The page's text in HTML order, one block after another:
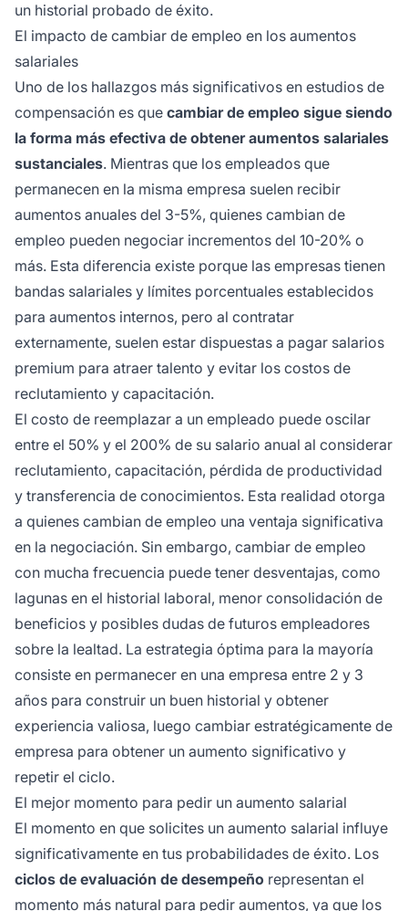
un historial probado de éxito.
El impacto de cambiar de empleo en los aumentos
salariales
Uno de los hallazgos más significativos en estudios de
compensación es que cambiar de empleo sigue siendo
la forma más efectiva de obtener aumentos salariales
sustanciales. Mientras que los empleados que
permanecen en la misma empresa suelen recibir
aumentos anuales del 3-5%, quienes cambian de
empleo pueden negociar incrementos del 10-20% o
más. Esta diferencia existe porque las empresas tienen
bandas salariales y límites porcentuales establecidos
para aumentos internos, pero al contratar
externamente, suelen estar dispuestas a pagar salarios
premium para atraer talento y evitar los costos de
reclutamiento y capacitación.
El costo de reemplazar a un empleado puede oscilar
entre el 50% y el 200% de su salario anual al considerar
reclutamiento, capacitación, pérdida de productividad
y transferencia de conocimientos. Esta realidad otorga
a quienes cambian de empleo una ventaja significativa
en la negociación. Sin embargo, cambiar de empleo
con mucha frecuencia puede tener desventajas, como
lagunas en el historial laboral, menor consolidación de
beneficios y posibles dudas de futuros empleadores
sobre la lealtad. La estrategia óptima para la mayoría
consiste en permanecer en una empresa entre 2 y 3
años para construir un buen historial y obtener
experiencia valiosa, luego cambiar estratégicamente de
empresa para obtener un aumento significativo y
repetir el ciclo.
El mejor momento para pedir un aumento salarial
El momento en que solicites un aumento salarial influye
significativamente en tus probabilidades de éxito. Los
ciclos de evaluación de desempeño representan el
momento más natural para pedir aumentos, ya que los